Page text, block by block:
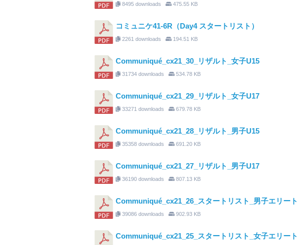
8495 downloads 475.55 KB
コミュニケ41-6R（Day4 スタートリスト）
2261 downloads 194.51 KB
Communiqué_cx21_30_リザルト_女子U15
31734 downloads 534.78 KB
Communiqué_cx21_29_リザルト_女子U17
33271 downloads 679.78 KB
Communiqué_cx21_28_リザルト_男子U15
35358 downloads 691.20 KB
Communiqué_cx21_27_リザルト_男子U17
36190 downloads 807.13 KB
Communiqué_cx21_26_スタートリスト_男子エリート
39086 downloads 902.93 KB
Communiqué_cx21_25_スタートリスト_女子エリート